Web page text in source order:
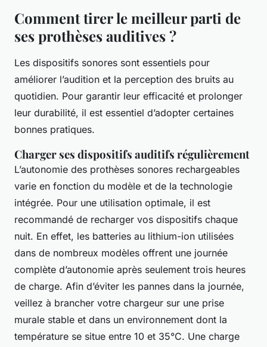
Comment tirer le meilleur parti de
ses prothèses auditives ?
Les dispositifs sonores sont essentiels pour
améliorer l’audition et la perception des bruits au
quotidien. Pour garantir leur efficacité et prolonger
leur durabilité, il est essentiel d’adopter certaines
bonnes pratiques.
Charger ses dispositifs auditifs régulièrement
L’autonomie des prothèses sonores rechargeables
varie en fonction du modèle et de la technologie
intégrée. Pour une utilisation optimale, il est
recommandé de recharger vos dispositifs chaque
nuit. En effet, les batteries au lithium-ion utilisées
dans de nombreux modèles offrent une journée
complète d’autonomie après seulement trois heures
de charge. Afin d’éviter les pannes dans la journée,
veillez à brancher votre chargeur sur une prise
murale stable et dans un environnement dont la
température se situe entre 10 et 35°C. Une charge